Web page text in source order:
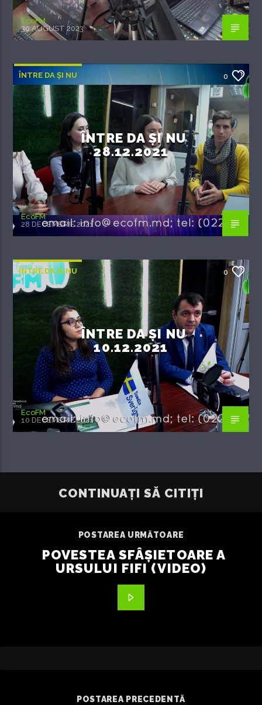
EcoFM
30 AUGUST 2023
ÎNTRE DA ȘI NU 0
ÎNTRE DA ȘI NU
28.12.2021
EcoFM
28 DECEMBRIE 2021
ÎNTRE DA ȘI NU 0
ÎNTRE DA ȘI NU
10.12.2021
EcoFM
10 DECEMBRIE 2021
CONTINUAȚI SĂ CITIȚI
POSTAREA URMĂTOARE
POVESTEA SFÂȘIETOARE A
URSULUI FIFI (VIDEO)
POSTAREA PRECEDENTĂ